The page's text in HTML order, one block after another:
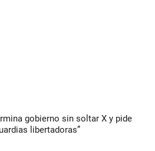
gobierno sin soltar X y pide
libertadoras”